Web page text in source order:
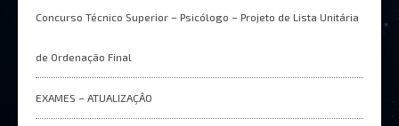
Concurso Técnico Superior – Psicólogo – Projeto de Lista Unitária
de Ordenação Final
EXAMES – ATUALIZAÇÂO